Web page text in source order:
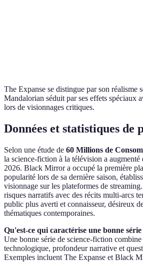
The Expanse se distingue par son réalisme
Mandalorian séduit par ses effets spéciaux
lors de visionnages critiques.
Données et statistiques de
Selon une étude de 60 Millions de
la science-fiction à la télévision a augmenté
2026. Black Mirror a occupé la première
popularité lors de sa dernière saison,
visionnage sur les plateformes de
risques narratifs avec des récits multi-arcs
public plus averti et connaisseur, désireux
thématiques contemporaines.
Qu'est-ce qui caractérise une bonne
Une bonne série de science-fiction
technologique, profondeur narrative et
Exemples incluent The Expanse et Black